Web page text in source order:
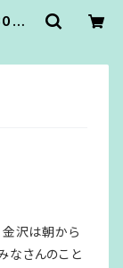
）
沢は朝から
なさんのこと